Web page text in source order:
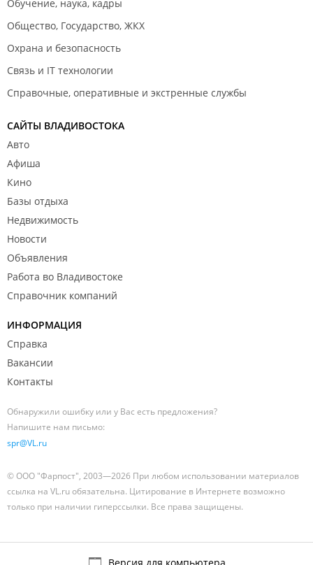
Обучение, наука, кадры
Общество, Государство, ЖКХ
Охрана и безопасность
Связь и IT технологии
Справочные, оперативные и экстренные службы
САЙТЫ ВЛАДИВОСТОКА
Авто
Афиша
Кино
Базы отдыха
Недвижимость
Новости
Объявления
Работа во Владивостоке
Справочник компаний
ИНФОРМАЦИЯ
Справка
Вакансии
Контакты
Обнаружили ошибку или у Вас есть предложения?
Напишите нам письмо:
spr@VL.ru
© ООО "Фарпост", 2003—2026 При любом использовании материалов
ссылка на VL.ru обязательна. Цитирование в Интернете возможно
только при наличии гиперссылки. Все права защищены.